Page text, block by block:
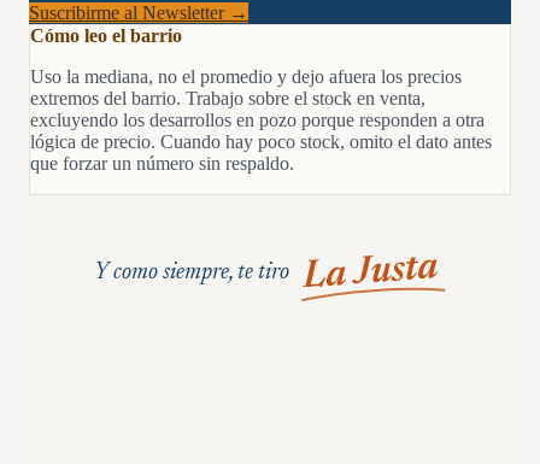
Suscribirme al Newsletter →
Cómo leo el barrio
Uso la mediana, no el promedio y dejo afuera los precios
extremos del barrio. Trabajo sobre el stock en venta,
excluyendo los desarrollos en pozo porque responden a otra
lógica de precio. Cuando hay poco stock, omito el dato antes
que forzar un número sin respaldo.
Y como siempre, te tiro La Justa